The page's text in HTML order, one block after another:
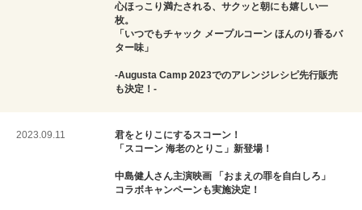
心ほっこり満たされる、サクッと朝にも嬉しい一
枚。
「いつでもチャック メープルコーン ほんのり香るバ
ター味」
-Augusta Camp 2023でのアレンジレシピ先行販売
も決定！-
2023.09.11
君をとりこにするスコーン！
「スコーン 海老のとりこ」新登場！
中島健人さん主演映画 「おまえの罪を自白しろ」
コラボキャンペーンも実施決定！